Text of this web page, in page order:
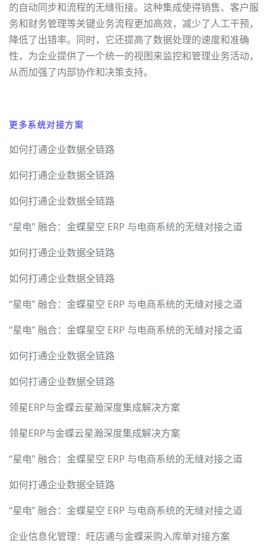
的自动同步和流程的无缝衔接。这种集成使得销售、客户服
务和财务管理等关键业务流程更加高效，减少了人工干预，
降低了出错率。同时，它还提高了数据处理的速度和准确
性，为企业提供了一个统一的视图来监控和管理业务活动，
从而加强了内部协作和决策支持。
更多系统对接方案
如何打通企业数据全链路
如何打通企业数据全链路
如何打通企业数据全链路
“星电” 融合：金蝶星空 ERP 与电商系统的无缝对接之道
如何打通企业数据全链路
如何打通企业数据全链路
“星电” 融合：金蝶星空 ERP 与电商系统的无缝对接之道
“星电” 融合：金蝶星空 ERP 与电商系统的无缝对接之道
如何打通企业数据全链路
如何打通企业数据全链路
领星ERP与金蝶云星瀚深度集成解决方案
领星ERP与金蝶云星瀚深度集成解决方案
“星电” 融合：金蝶星空 ERP 与电商系统的无缝对接之道
如何打通企业数据全链路
“星电” 融合：金蝶星空 ERP 与电商系统的无缝对接之道
企业信息化管理：旺店通与金蝶采购入库单对接方案